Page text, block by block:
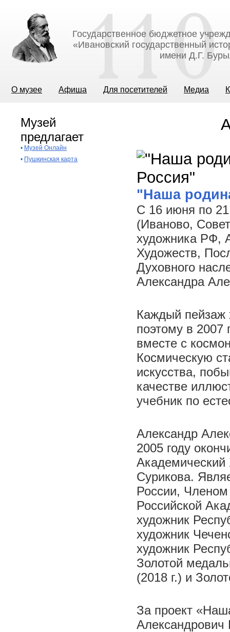
Государственное бюджетное
«Ивановский государственный
имени Д.Г.
О музее Афиша Для посетителей Медиа
Музей
предлагает
• Музей Онлайн
• Пушкинская карта
"Наша
С 16 июня по
(Иваново,
художника РФ,
Художеств,
Духовного
Александра
Каждый пейзаж
поэтому в
вместе с
Космическую
искусства,
качестве
учебник по
Александр
2005 году
Сурикова.
России,
Российской
художник
художник
художник
Золотой
(2018 г.) и
За проект